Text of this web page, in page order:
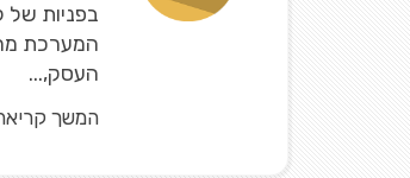
בפניות של
המערכת
העסק,...
המשך